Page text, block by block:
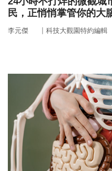
民，正悄悄掌管你的大
李元傑 ｜ 科技大觀園特約編輯